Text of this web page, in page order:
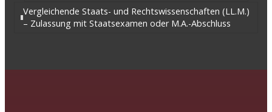
Vergleichende Staats- und Rechtswissenschaften (LL.M.)
– Zulassung mit Staatsexamen oder M.A.-Abschluss